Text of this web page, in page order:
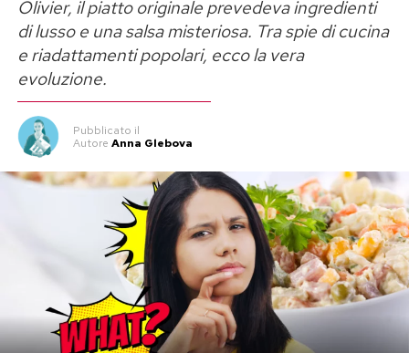
Olivier, il piatto originale prevedeva ingredienti
di lusso e una salsa misteriosa. Tra spie di cucina
e riadattamenti popolari, ecco la vera
evoluzione.
Pubblicato il
Autore Anna Glebova